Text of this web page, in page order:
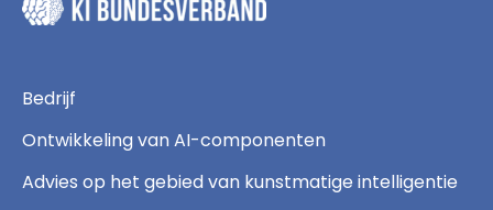
Bedrijf
Ontwikkeling van AI-componenten
Advies op het gebied van kunstmatige intelligentie